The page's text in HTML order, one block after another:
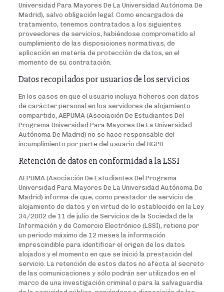
Universidad Para Mayores De La Universidad Autónoma De
Madrid), salvo obligación legal. Como encargados de
tratamiento, tenemos contratados a los siguientes
proveedores de servicios, habiéndose comprometido al
cumplimiento de las disposiciones normativas, de
aplicación en materia de protección de datos, en el
momento de su contratación.
Datos recopilados por usuarios de los servicios
En los casos en que el usuario incluya ficheros con datos
de carácter personal en los servidores de alojamiento
compartido, AEPUMA (Asociación De Estudiantes Del
Programa Universidad Para Mayores De La Universidad
Autónoma De Madrid) no se hace responsable del
incumplimiento por parte del usuario del RGPD.
Retención de datos en conformidad a la LSSI
AEPUMA (Asociación De Estudiantes Del Programa
Universidad Para Mayores De La Universidad Autónoma De
Madrid) informa de que, como prestador de servicio de
alojamiento de datos y en virtud de lo establecido en la Ley
34/2002 de 11 de julio de Servicios de la Sociedad de la
Información y de Comercio Electrónico (LSSI), retiene por
un periodo máximo de 12 meses la información
imprescindible para identificar el origen de los datos
alojados y el momento en que se inició la prestación del
servicio. La retención de estos datos no afecta al secreto
de las comunicaciones y sólo podrán ser utilizados en el
marco de una investigación criminal o para la salvaguardia